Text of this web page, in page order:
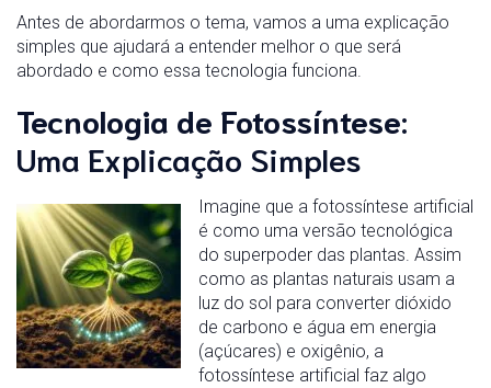
Antes de abordarmos o tema, vamos a uma explicação
simples que ajudará a entender melhor o que será
abordado e como essa tecnologia funciona.
Tecnologia de Fotossíntese:
Uma Explicação Simples
Imagine que a fotossíntese artificial
é como uma versão tecnológica
do superpoder das plantas. Assim
como as plantas naturais usam a
luz do sol para converter dióxido
de carbono e água em energia
(açúcares) e oxigênio, a
fotossíntese artificial faz algo